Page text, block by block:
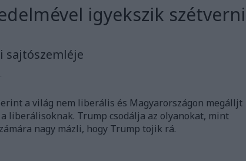
igyekszik szétverni
sajtószemléje
a világ nem liberális és Magyarországon megálljt
liberálisoknak. Trump csodálja az olyanokat, mint
nagy mázli, hogy Trump tojik rá.